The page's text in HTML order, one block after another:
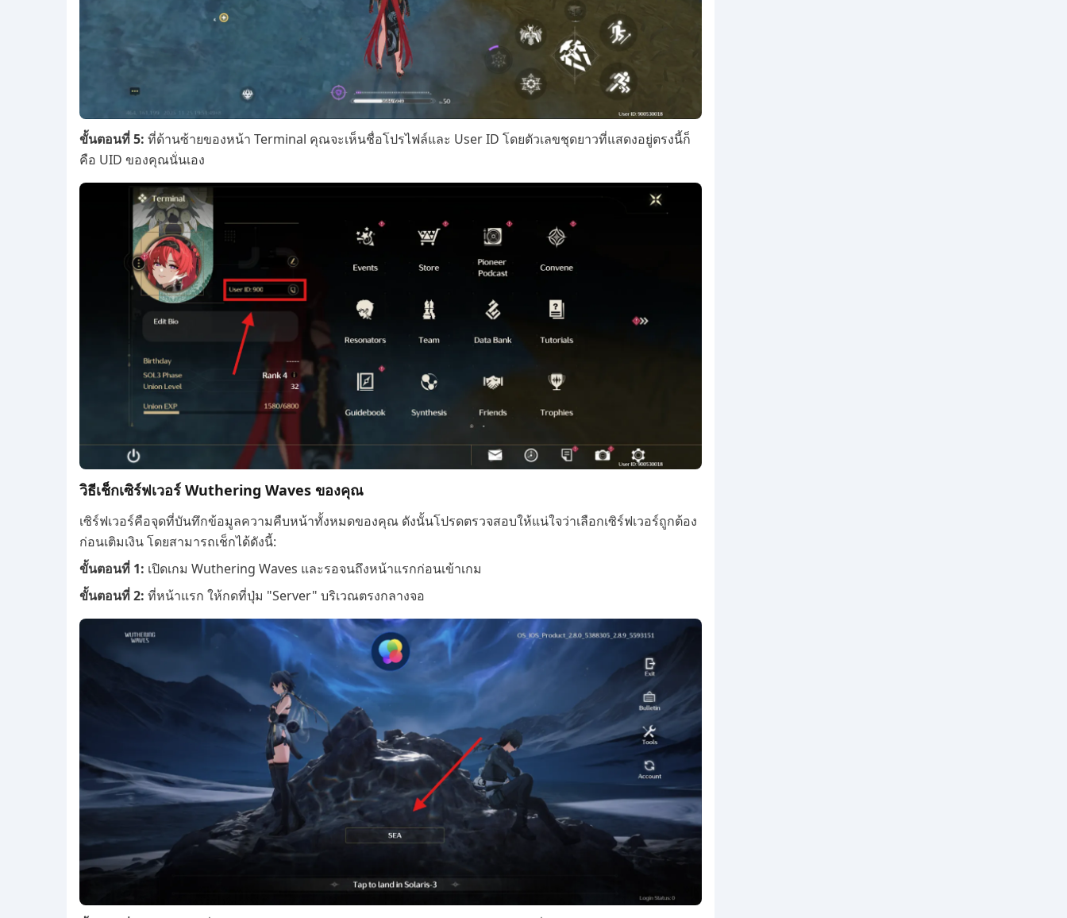
ขั้นตอนที่ 5: ที่ด้านซ้ายของหน้า Terminal คุณจะเห็นชื่อโปรไฟล์และ User ID โดยตัวเลขชุดยาวที่แสดงอยู่ตรงนี้ก็
คือ UID ของคุณนั่นเอง
วิธีเช็กเซิร์ฟเวอร์ Wuthering Waves ของคุณ
เซิร์ฟเวอร์คือจุดที่บันทึกข้อมูลความคืบหน้าทั้งหมดของคุณ ดังนั้นโปรดตรวจสอบให้แน่ใจว่าเลือกเซิร์ฟเวอร์ถูกต้อง
ก่อนเติมเงิน โดยสามารถเช็กได้ดังนี้:
ขั้นตอนที่ 1: เปิดเกม Wuthering Waves และรอจนถึงหน้าแรกก่อนเข้าเกม
ขั้นตอนที่ 2: ที่หน้าแรก ให้กดที่ปุ่ม "Server" บริเวณตรงกลางจอ